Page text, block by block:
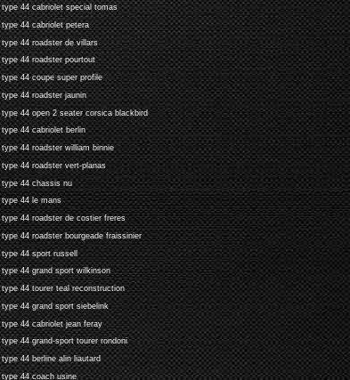
type 44 cabriolet special tomas
type 44 cabriolet petera
type 44 roadster de villars
type 44 roadster pourtout
type 44 coupe super profile
type 44 roadster jaunin
type 44 open 2 seater corsica blackbird
type 44 cabriolet berlin
type 44 roadster william binnie
type 44 roadster vert-planas
type 44 chassis nu
type 44 le mans
type 44 roadster de costier freres
type 44 roadster bourgeade fraissinier
type 44 sport russell
type 44 grand sport wilkinson
type 44 tourer teal reconstruction
type 44 grand sport siebelink
type 44 cabriolet jean feray
type 44 grand-sport tourer rondoni
type 44 berline alin liautard
type 44 coach usine